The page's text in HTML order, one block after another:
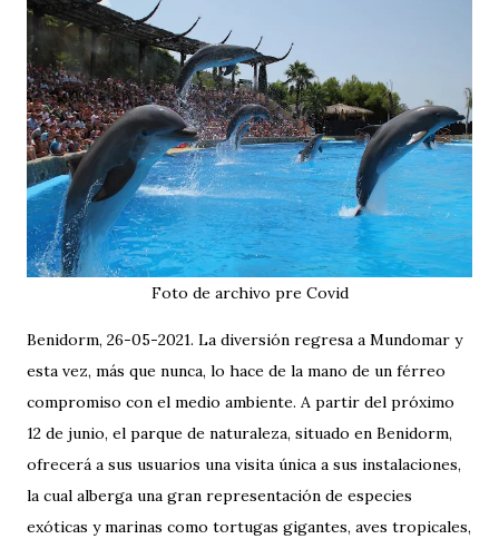
Foto de archivo pre Covid
Benidorm, 26-05-2021. La diversión regresa a Mundomar y
esta vez, más que nunca, lo hace de la mano de un férreo
compromiso con el medio ambiente. A partir del próximo
12 de junio, el parque de naturaleza, situado en Benidorm,
ofrecerá a sus usuarios una visita única a sus instalaciones,
la cual alberga una gran representación de especies
exóticas y marinas como tortugas gigantes, aves tropicales,